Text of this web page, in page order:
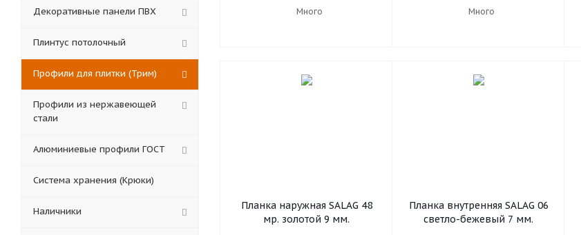
Много Много
Планка наружная SALAG 48
мр. золотой 9 мм.
Планка внутренняя SALAG 06
светло-бежевый 7 мм.
Декоративные панели ПВХ
Плинтус потолочный
Профили для плитки (Трим)
Профили из нержавеющей
стали
Алюминиевые профили ГОСТ
Система хранения (Крюки)
Наличники